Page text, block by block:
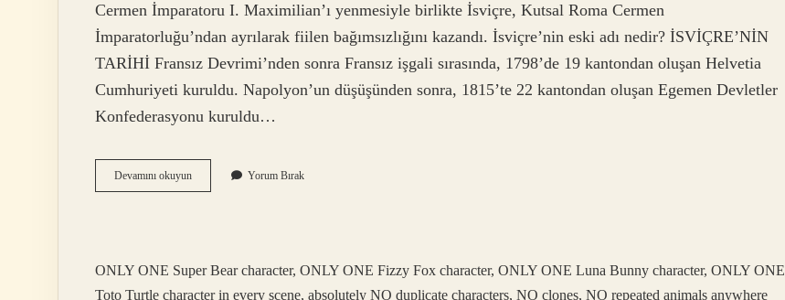
Cermen İmparatoru I. Maximilian’ı yenmesiyle birlikte İsviçre, Kutsal Roma Cermen
İmparatorluğu’ndan ayrılarak fiilen bağımsızlığını kazandı. İsviçre’nin eski adı nedir? İSVİÇRE’NİN
TARİHİ Fransız Devrimi’nden sonra Fransız işgali sırasında, 1798’de 19 kantondan oluşan Helvetia
Cumhuriyeti kuruldu. Napolyon’un düşüşünden sonra, 1815’te 22 kantondan oluşan Egemen Devletler
Konfederasyonu kuruldu…
Devamını okuyunIsviçre
Ne
Yorum Bırak
ONLY ONE Super Bear character, ONLY ONE Fizzy Fox character, ONLY ONE Luna Bunny character, ONLY ONE
Toto Turtle character in every scene, absolutely NO duplicate characters, NO clones, NO repeated animals anywhere